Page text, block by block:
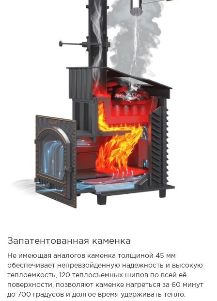
Запатентованная каменка
Не имеющая аналогов каменка толщиной 45 мм
обеспечивает непревзойденную надежность и высокую
теплоемкость, 120 теплосъемных шипов по всей её
поверхности, позволяют каменке нагреться за 60 минут
до 700 градусов и долгое время удерживать тепло.